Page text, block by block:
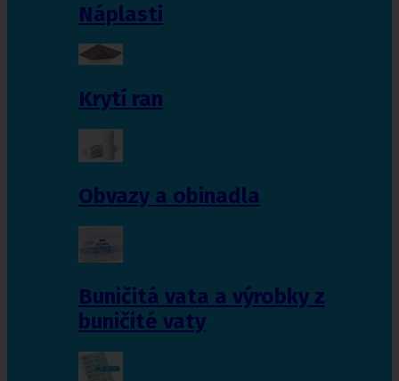
Náplasti
Krytí ran
Obvazy a obinadla
Buničitá vata a výrobky z
buničité vaty